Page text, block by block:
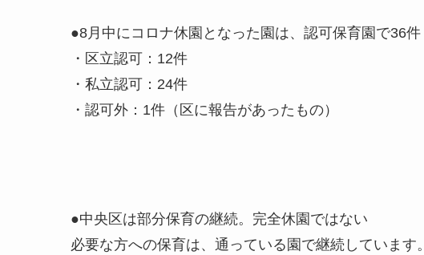
●8月中にコロナ休園となった園は、認可保育園で36件
・区立認可：12件
・私立認可：24件
・認可外：1件（区に報告があったもの）
●中央区は部分保育の継続。完全休園ではない
必要な方への保育は、通っている園で継続していま